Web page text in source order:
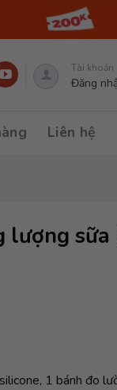
Tài khoản
Đăng
Liên hệ
sữa
1 bánh đo